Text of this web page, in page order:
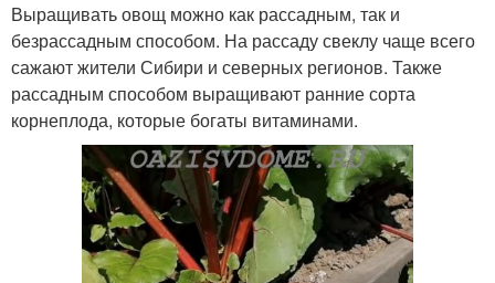
Выращивать овощ можно как рассадным, так и
безрассадным способом. На рассаду свеклу чаще всего
сажают жители Сибири и северных регионов. Также
рассадным способом выращивают ранние сорта
корнеплода, которые богаты витаминами.